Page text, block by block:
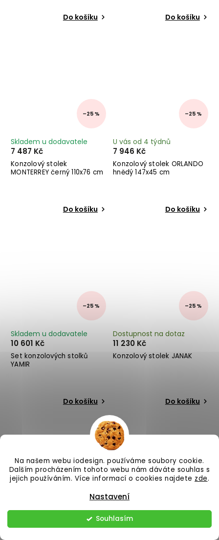
Na našem webu iodesign. používáme soubory cookie.
Dalším procházením tohoto webu nám dáváte souhlas s
jejich používáním. Více informací o cookies najdete zde.
Nastavení
Souhlasím
Do košíku Do košíku
–25 %
Konzolový stolek
MONTERREY černý 110x76 cm
Skladem u dodavatele
7 487 Kč
Do košíku
–25 %
Konzolový stolek ORLANDO
hnědý 147x45 cm
U vás od 4 týdnů
7 946 Kč
Do košíku
–25 %
Set konzolových stolků
YAMIR
Skladem u dodavatele
10 601 Kč
Do košíku
–25 %
Konzolový stolek JANAK
Dostupnost na dotaz
11 230 Kč
Do košíku
–25 %
Neznámá Skladem u dodavatele